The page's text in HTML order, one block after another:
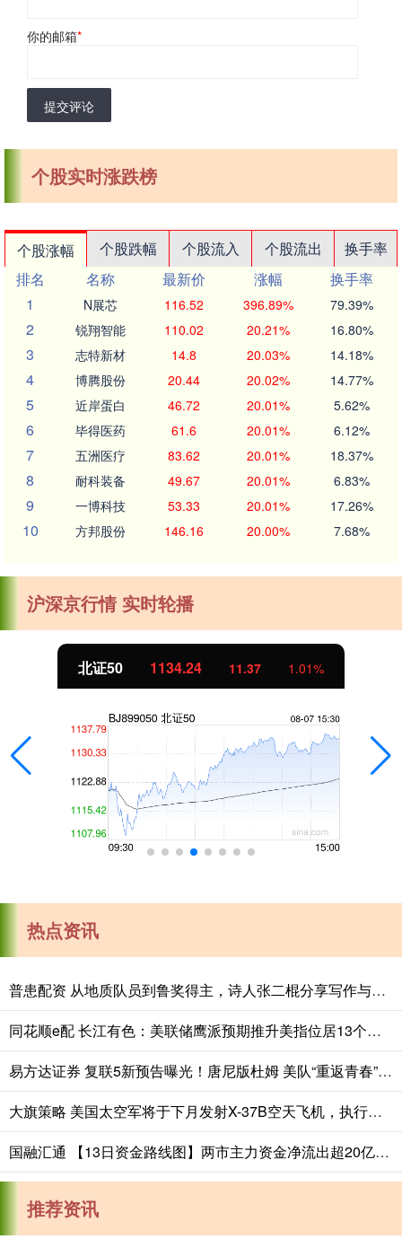
你的邮箱*
提交评论
个股实时涨跌榜
个股涨幅 个股跌幅 个股流入 个股流出
换手率
排名
名称 最新价 涨幅
换手率
1
N展芯 116.52 396.89% 79.39%
2 锐翔智能 110.02 20.21% 16.80%
3 志特新材 14.8 20.03% 14.18%
4 博腾股份 20.44 20.02% 14.77%
5 近岸蛋白 46.72 20.01% 5.62%
6 毕得医药 61.6 20.01% 6.12%
7 五洲医疗 83.62 20.01% 18.37%
8 耐科装备 49.67 20.01% 6.83%
9 一博科技 53.33 20.01% 17.26%
10 方邦股份 146.16 20.00% 7.68%
沪深京行情 实时轮播
北证50 1134.24 11.37 1.01%
热点资讯
普患配资 从地质队员到鲁奖得主，诗人张二棍分享写作与人生：“因为苍天在上，我愿埋首人间”
同花顺e配 长江有色：美联储鹰派预期推升美指位居13个月高位 25日镍价或小跌
易方达证券 复联5新预告曝光！唐尼版杜姆 美队“重返青春”唤神锤
大旗策略 美国太空军将于下月发射X-37B空天飞机，执行第八次飞行任务_实验_航天器_技术
国融汇通 【13日资金路线图】两市主力资金净流出超20亿元 通信等行业实现净流入
推荐资讯